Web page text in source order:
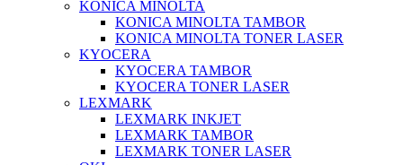
KONICA MINOLTA
KONICA MINOLTA TAMBOR
KONICA MINOLTA TONER LASER
KYOCERA
KYOCERA TAMBOR
KYOCERA TONER LASER
LEXMARK
LEXMARK INKJET
LEXMARK TAMBOR
LEXMARK TONER LASER